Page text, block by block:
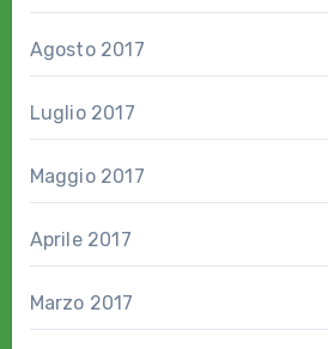
Agosto 2017
Luglio 2017
Maggio 2017
Aprile 2017
Marzo 2017